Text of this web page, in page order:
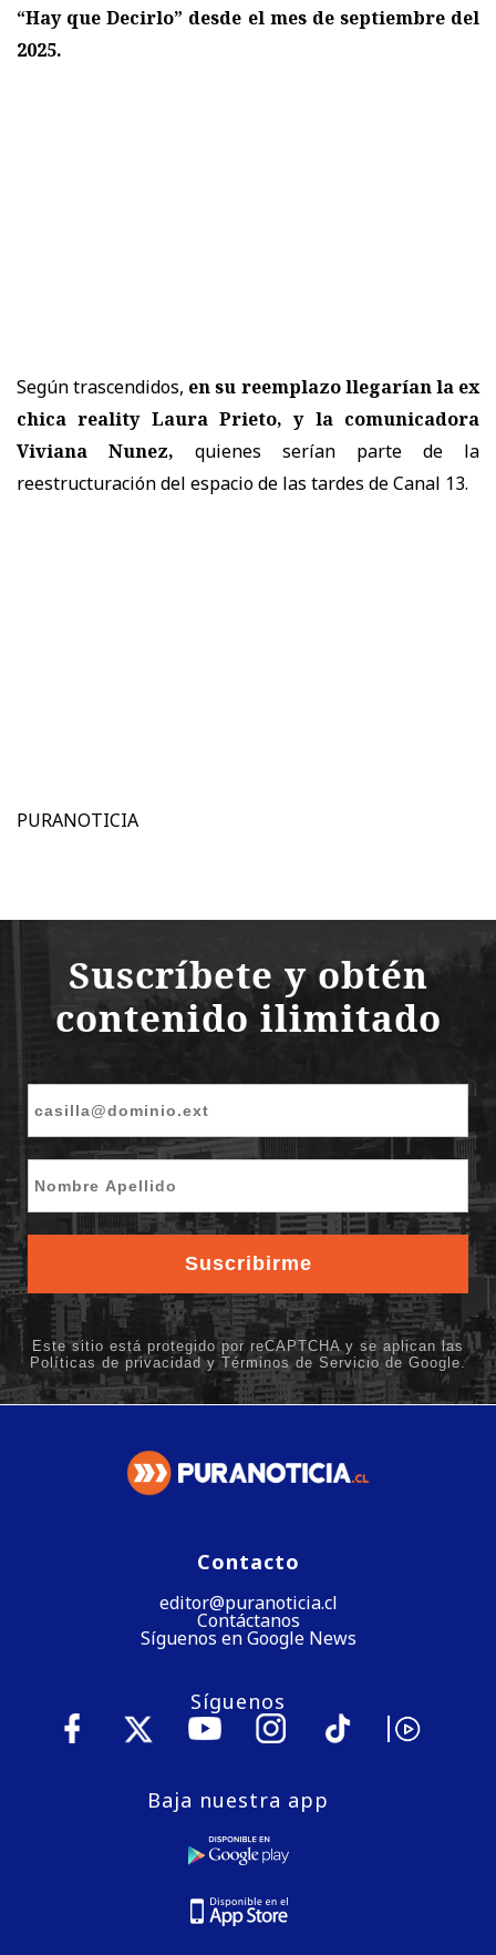
“Hay que Decirlo” desde el mes de septiembre del
2025.
Según trascendidos, en su reemplazo llegarían la ex
chica reality Laura Prieto, y la comunicadora
Viviana Nunez, quienes serían parte de la
reestructuración del espacio de las tardes de Canal 13.
PURANOTICIA
Contacto
editor@puranoticia.cl
Contáctanos
Síguenos en Google News
Síguenos
Baja nuestra app